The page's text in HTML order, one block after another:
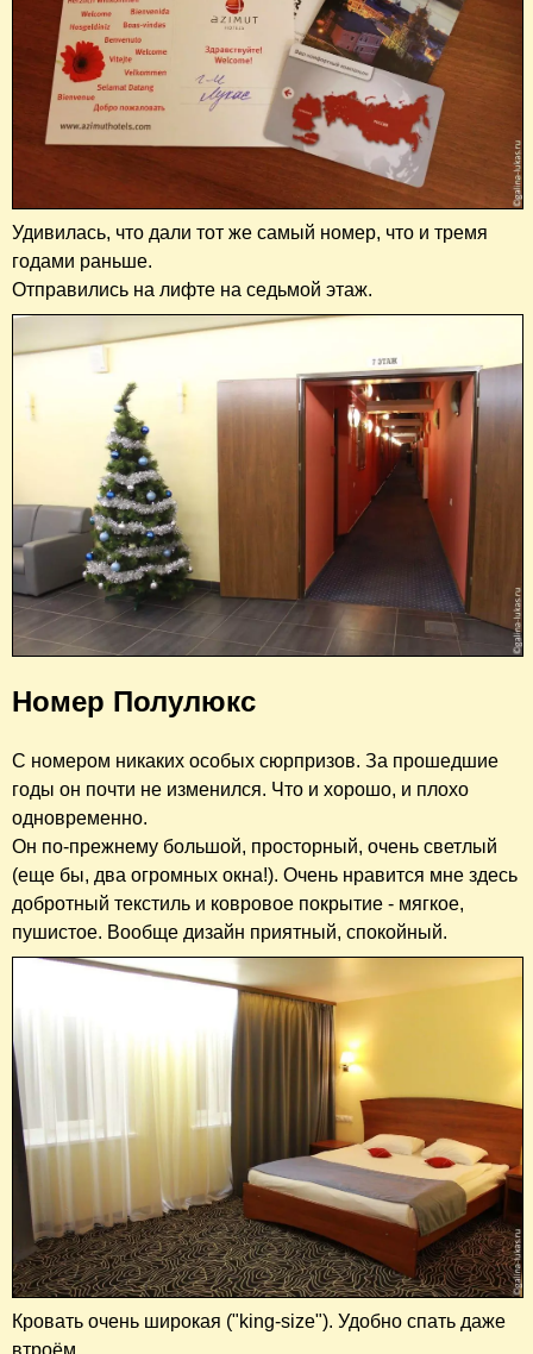
Удивилась, что дали тот же самый номер, что и тремя
годами раньше.
Отправились на лифте на седьмой этаж.
Номер Полулюкс
С номером никаких особых сюрпризов. За прошедшие
годы он почти не изменился. Что и хорошо, и плохо
одновременно.
Он по-прежнему большой, просторный, очень светлый
(еще бы, два огромных окна!). Очень нравится мне здесь
добротный текстиль и ковровое покрытие - мягкое,
пушистое. Вообще дизайн приятный, спокойный.
Кровать очень широкая ("king-size"). Удобно спать даже